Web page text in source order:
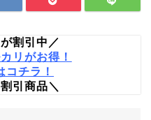
割引中／
リがお得！
コチラ！
引商品＼